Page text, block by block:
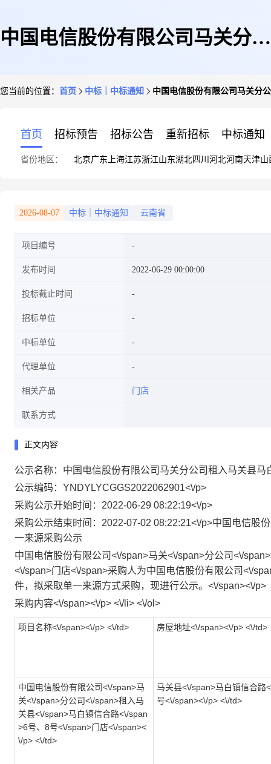
中国电信股份有限公司马关分公
您当前的位置： 首页 中标｜中标通知 中国电信股份有限公司马关分
首页 招标预告 招标公告 重新招标 中标通知
省份地区： 北京广东 上海江苏浙江山东湖北四川 河北河南天津山
2026-08-07 中标｜中标通知 云南省
项目编号
发布时间 2022-06-29 00:00:00
投标截止时间
招标单位
中标单位
代理单位
相关产品 门店
联系方式
正文内容
公示名称：中国电信股份有限公司马关分公司租入马关县
公示编码：YNDYLYCGGS2022062901<\/p>
采购公示开始时间：2022-06-29 08:22:19<\/p>
采购公示结束时间：2022-07-02 08:22:21<\/p>中国电信股
一来源采购公示
中国电信股份有限公司<\/span>马关<\/span>分公司<\/span>
<\/span>门店<\/span>采购人为中国电信股份有限公司<\/
件，拟采取单一来源方式采购，现进行公示。<\/span><\/p>
采购内容<\/span><\/p> <\/li> <\/ol>
项目名称<\/span><\/p> <\/td> 房屋地址<\/span><\/p> <\/td>
中国电信股份有限公司<\/span>马
关<\/span>分公司<\/span>租入马
关县<\/span>马白镇信合路<\/span
>6号、8号<\/span>门店<\/span><
\/p> <\/td>
马关县<\/span>马白镇信合路
号<\/span><\/p> <\/td>